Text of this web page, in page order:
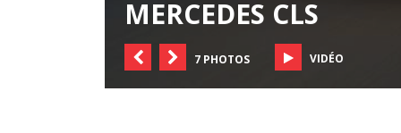
MERCEDES CLS
7 PHOTOS VIDÉO